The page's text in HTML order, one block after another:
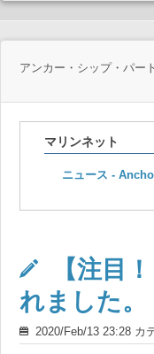
アンカー・シップ・パー
マリンネット
ニュース -
【注目
れました。
2020/Feb/13 23:28 カ